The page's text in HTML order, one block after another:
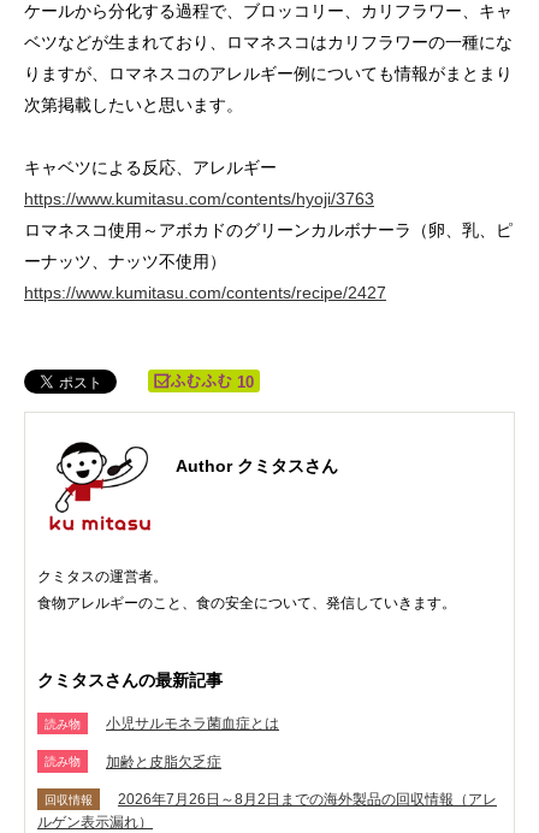
ケールから分化する過程で、ブロッコリー、カリフラワー、キャ
ベツなどが生まれており、ロマネスコはカリフラワーの一種にな
りますが、ロマネスコのアレルギー例についても情報がまとまり
次第掲載したいと思います。
キャベツによる反応、アレルギー
https://www.kumitasu.com/contents/hyoji/3763
ロマネスコ使用～アボカドのグリーンカルボナーラ（卵、乳、ピ
ーナッツ、ナッツ不使用）
https://www.kumitasu.com/contents/recipe/2427
10
Author クミタスさん
クミタスの運営者。
食物アレルギーのこと、食の安全について、発信していきます。
クミタスさんの最新記事
読み物 小児サルモネラ菌血症とは
読み物 加齢と皮脂欠乏症
回収情報
2026年7月26日～8月2日までの海外製品の回収情報（アレ
ルゲン表示漏れ）